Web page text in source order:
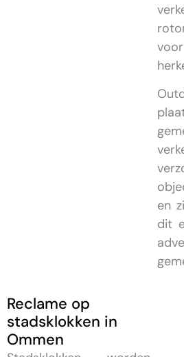
en
dit
Reclame op
stadsklokken in
Ommen